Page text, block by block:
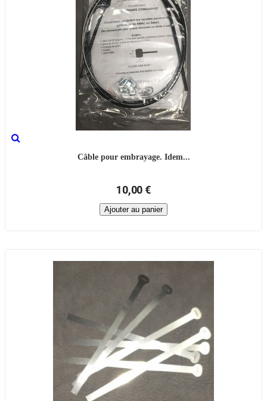
Câble pour embrayage. Idem...
10,00 €
Ajouter au panier